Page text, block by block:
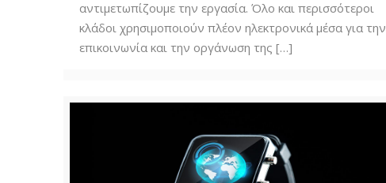
αντιμετωπίζουμε την εργασία. Όλο και περισσότεροι
κλάδοι χρησιμοποιούν πλέον ηλεκτρονικά μέσα για την
επικοινωνία και την οργάνωση της […]